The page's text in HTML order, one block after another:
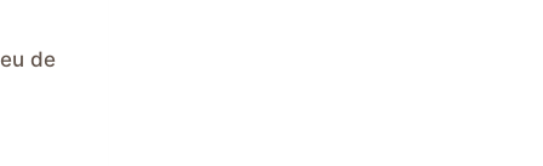
de